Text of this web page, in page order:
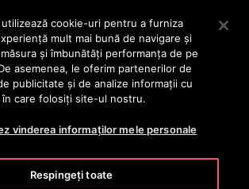
a trece la conținutul principal
CAUTA
cookie-uri pentru a furniza
mult mai bună de navigare și
și îmbunătăți performanța de pe
asemenea, le oferim partenerilor de
publicitate și de analize informații cu
în care folosiți site-ul nostru.
vinderea informaților mele personale
Respingeți toate